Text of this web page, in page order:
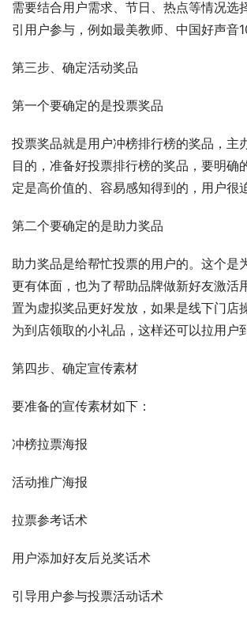
需要结合用户需求、节日、热点等情况选
引用户参与，例如最美教师、中国好声音
第三步、确定活动奖品
第一个要确定的是投票奖品
投票奖品就是用户冲榜排行榜的奖品，主
目的，准备好投票排行榜的奖品，要明确
定是高价值的、容易感知得到的，用户很
第二个要确定的是助力奖品
助力奖品是给帮忙投票的用户的。这个是
更有体面，也为了帮助品牌做新好友激活
置为虚拟奖品更好发放，如果是线下门店
为到店领取的小礼品，这样还可以拉用户
第四步、确定宣传素材
要准备的宣传素材如下：
冲榜拉票海报
活动推广海报
拉票参考话术
用户添加好友后兑奖话术
引导用户参与投票活动话术